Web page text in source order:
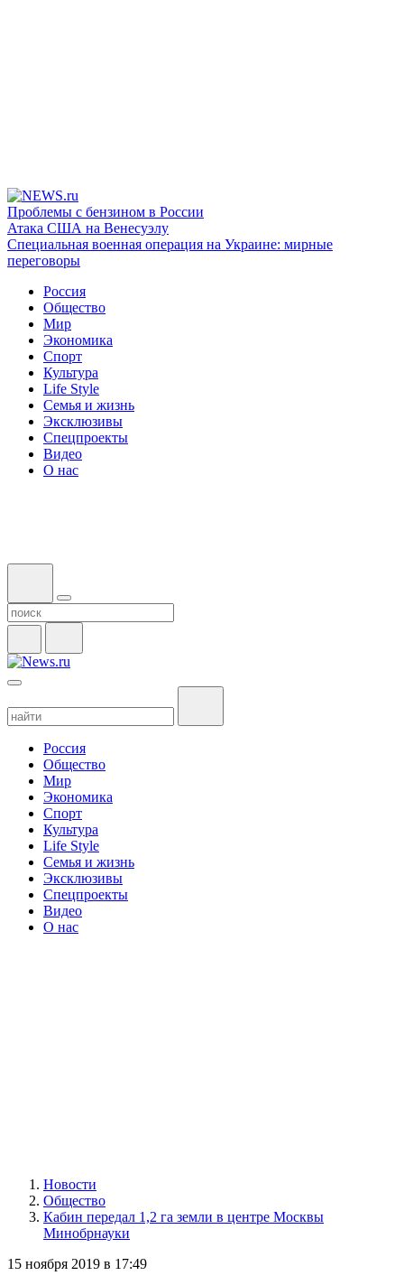
Проблемы с бензином в России
Атака США на Венесуэлу
Специальная военная операция на Украине: мирные
переговоры
Россия
Общество
Мир
Экономика
Спорт
Культура
Life Style
Семья и жизнь
Эксклюзивы
Спецпроекты
Видео
О нас
Россия
Общество
Мир
Экономика
Спорт
Культура
Life Style
Семья и жизнь
Эксклюзивы
Спецпроекты
Видео
О нас
Новости
Общество
Кабин передал 1,2 га земли в центре Москвы
Минобрнауки
15 ноября 2019 в 17:49